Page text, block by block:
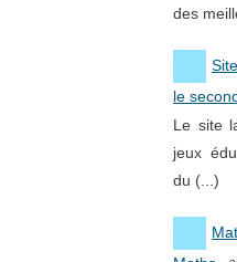
des
le
Le site
jeux
du (...)